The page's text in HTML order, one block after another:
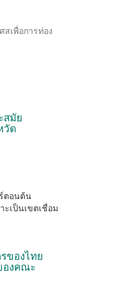
เพื่อการท่อง
สมัย
วัด
ตอนต้น
เป็นเขตเชื่อม
ของไทย
องคณะ